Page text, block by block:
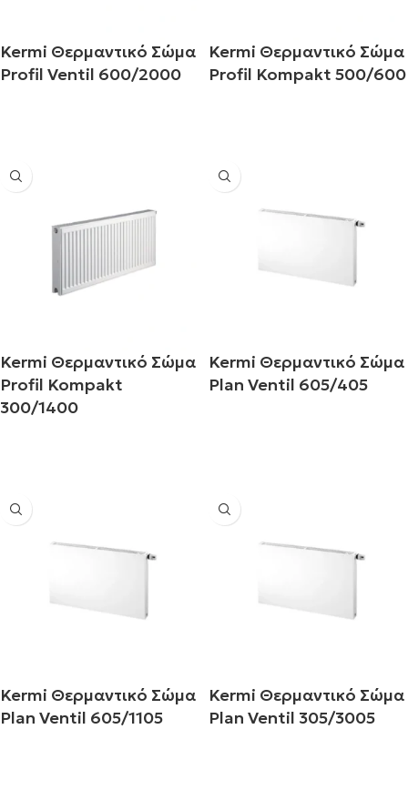
Kermi Θερμαντικό Σώμα
Profil Ventil 600/2000
Kermi Θερμαντικό Σώμα
Profil Kompakt 500/600
Kermi Θερμαντικό Σώμα
Profil Kompakt
300/1400
Kermi Θερμαντικό Σώμα
Plan Ventil 605/405
Kermi Θερμαντικό Σώμα
Plan Ventil 605/1105
Kermi Θερμαντικό Σώμα
Plan Ventil 305/3005